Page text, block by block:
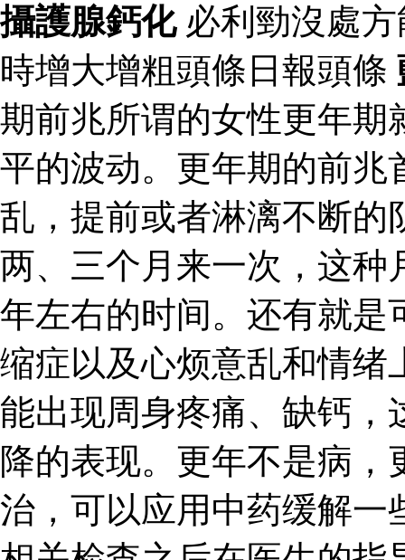
攝護腺鈣化必利勁沒處方
時增大增粗頭條日報頭條
期前兆所谓的女性更年期
平的波动。更年期的前兆
乱，提前或者淋漓不断的
两、三个月来一次，这种
年左右的时间。还有就是
缩症以及心烦意乱和情绪
能出现周身疼痛、缺钙，
降的表现。更年不是病
治，可以应用中药缓解一